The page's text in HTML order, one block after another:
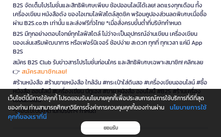
B2S จัดเต็มโปรโมชั่นและสิทธิพิเศษเพียบ ช้อปออนไลน์ได้เลย! ลดแรงทุกเดือน ทั้ง
เครื่องเขียน หนังสือดัง ของไอเทมไลฟ์สไตล์สุดชิค พร้อมคูปองส่วนลดพิเศษเมื่อซื้อ
ผ่าน B2S.co.th เท่านั้น และส่งฟรีทั่วไทย *เมื่อสั่งครบขั้นต่ำที่บริษัทกำหนด
B2S มีทุกอย่างตอบโจทย์ทุกไลฟ์สไตล์ ไม่ว่าจะเป็นอุปกรณ์อ่านเขียน เครื่องเขียน
ของเล่นเสริมพัฒนาการ หรือเฟอร์นิเจอร์ ช้อปง่าย สะดวก ทุกที่ ทุกเวลา แค่มี App
B2S
สมัคร B2S Club รับข่าวสารโปรโมชั่นก่อนใคร และสิทธิพิเศษเฉพาะสมาชิก! คลิกเลย
👉 สมัครสมาชิกเลย!
#ร้านหนังสือ #ร้านขายหนังสือ ใกล้ฉัน #กระเป๋าใส่ดินสอ #เครื่องเขียนออนไลน์ #ซื้อ
หนังสือ ออนไลน์ #เครื่องเขียน บีทูเอส #ขาย หนังสือ ออนไลน์ #B2S #ร้านเครื่อง
เขียนใกล้ฉัน
*เงื่อนไขเป็นไปตามที่บริษัทฯ กำหนด
เว็บไซต์นี้มีการใช้คุกกี้ โปรดยอมรับนโยบายคุกกี้เพื่อประสบการณ์การใช้บริการที่ดีที่สุด
ของท่าน ท่านสามารถศึกษาวิธีการตั้งค่าการควบคุมคุกกี้ของท่านผ่าน
นโยบายการใช้
คุกกี้ของเราที่นี่
ยอมรับ